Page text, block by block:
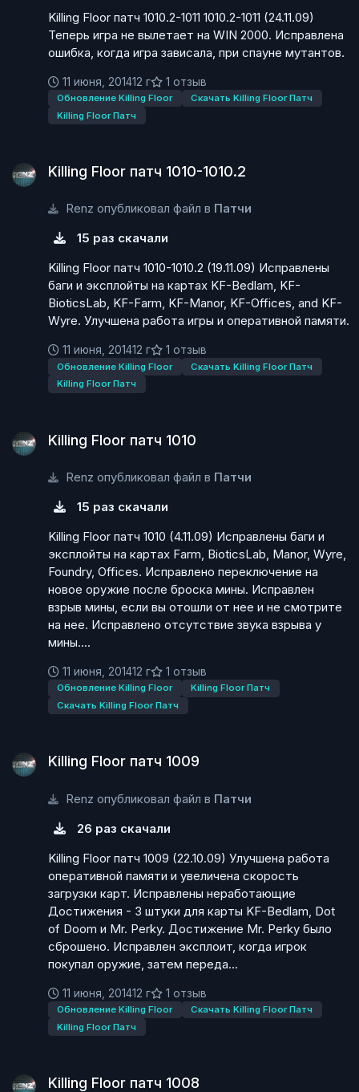
Killing Floor патч 1010.2-1011 1010.2-1011 (24.11.09)
Теперь игра не вылетает на WIN 2000. Исправлена
ошибка, когда игра зависала, при спауне мутантов.
11 июня, 201412 г 1 отзыв
Обновление Killing Floor
Скачать Killing Floor Патч
Killing Floor Патч
Killing Floor патч 1010-1010.2
Renz опубликовал файл в Патчи
15 раз скачали
Killing Floor патч 1010-1010.2 (19.11.09) Исправлены
баги и эксплойты на картах KF-Bedlam, KF-
BioticsLab, KF-Farm, KF-Manor, KF-Offices, and KF-
Wyre. Улучшена работа игры и оперативной памяти.
11 июня, 201412 г 1 отзыв
Обновление Killing Floor
Скачать Killing Floor Патч
Killing Floor Патч
Killing Floor патч 1010
Renz опубликовал файл в Патчи
15 раз скачали
Killing Floor патч 1010 (4.11.09) Исправлены баги и
эксплойты на картах Farm, BioticsLab, Manor, Wyre,
Foundry, Offices. Исправлено переключение на
новое оружие после броска мины. Исправлен
взрыв мины, если вы отошли от нее и не смотрите
на нее. Исправлено отсутствие звука взрыва у
мины....
11 июня, 201412 г 1 отзыв
Обновление Killing Floor
Killing Floor Патч
Скачать Killing Floor Патч
Killing Floor патч 1009
Renz опубликовал файл в Патчи
26 раз скачали
Killing Floor патч 1009 (22.10.09) Улучшена работа
оперативной памяти и увеличена скорость
загрузки карт. Исправлены неработающие
Достижения - 3 штуки для карты KF-Bedlam, Dot
of Doom и Mr. Perky. Достижение Mr. Perky было
сброшено. Исправлен эксплоит, когда игрок
покупал оружие, затем переда...
11 июня, 201412 г 1 отзыв
Обновление Killing Floor
Скачать Killing Floor Патч
Killing Floor Патч
Killing Floor патч 1008